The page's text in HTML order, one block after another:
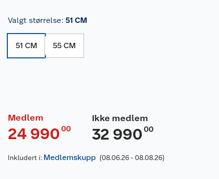
Valgt størrelse: 51 CM
51 CM 55 CM
Medlem
24 990 00
Ikke medlem
32 990 00
Inkludert i: Medlemskupp (08.06.26 - 08.08.26)